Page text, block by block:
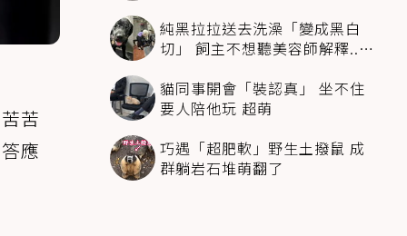
苦
應
純黑拉拉送去洗澡「變成黑白
切」 飼主不想聽美容師解釋..衝
貓同事開會「裝認真」 坐不住
要人陪他玩 超萌
巧遇「超肥軟」野生土撥鼠 成
群躺岩石堆萌翻了